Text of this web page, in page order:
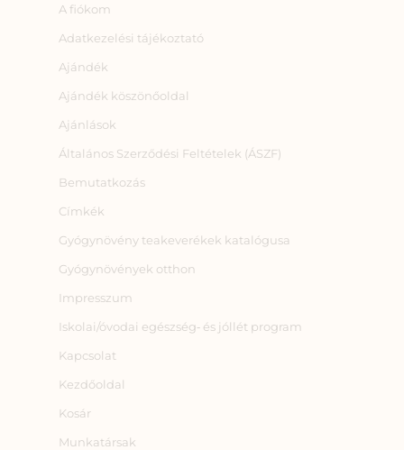
A fiókom
Adatkezelési tájékoztató
Ajándék
Ajándék köszönőoldal
Ajánlások
Általános Szerződési Feltételek (ÁSZF)
Bemutatkozás
Címkék
Gyógynövény teakeverékek katalógusa
Gyógynövények otthon
Impresszum
Iskolai/óvodai egészség‑ és jóllét program
Kapcsolat
Kezdőoldal
Kosár
Munkatársak